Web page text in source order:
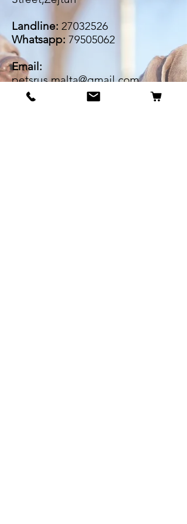
Landline: 27032526
Whatsapp: 79505062
Email:
petsrus.malta@gmail.com